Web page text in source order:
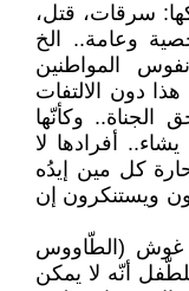
سرقات، قتل،
وعامة.. الخ
المواطنين
دون الالتفات
وكأنّها
أفرادها لا
كل مين إيدُه
ويستنكرون إن
غوش (الطّاووس
أنّه لا يمكن